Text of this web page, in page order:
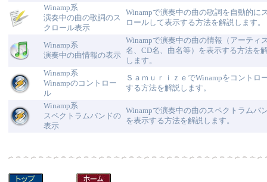
Winamp系
演奏中の曲の歌詞のス
クロール表示
Winampで演奏中の曲の歌詞を自動的に
ロールして表示する方法を解説します。
Winamp系
演奏中の曲情報の表示
Winampで演奏中の曲の情報（アーティ
名、CD名、曲名等）を表示する方法を
します。
Winamp系
Winampのコントロー
ル
ＳａｍｕｒｉｚｅでWinampをコントロ
する方法を解説します。
Winamp系
スペクトラムバンドの
表示
Winampで演奏中の曲のスペクトラムバ
を表示する方法を解説します。